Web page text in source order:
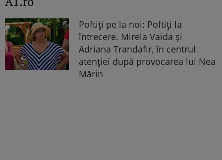
Poftiți pe la noi: Poftiți la
întrecere. Mirela Vaida și
Adriana Trandafir, în centrul
atenției după provocarea lui Nea
Mărin